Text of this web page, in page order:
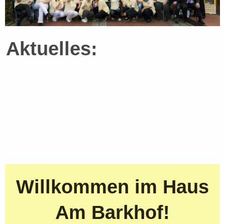
Aktuelles:
Willkommen im Haus
Am Barkhof!